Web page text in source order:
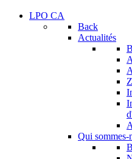
LPO CA
Back
Actualités
Qui sommes-